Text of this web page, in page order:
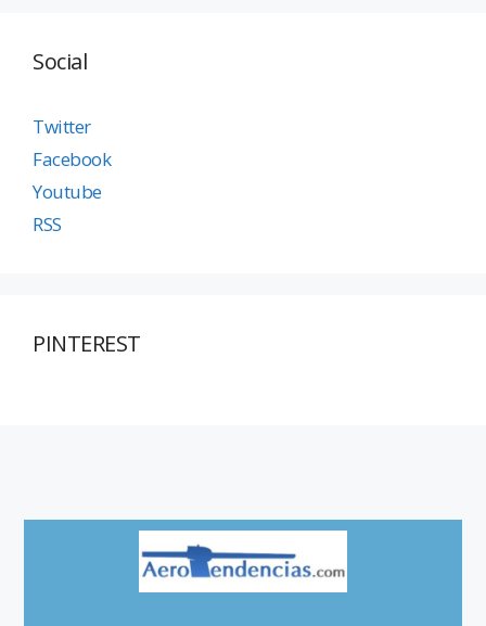
Social
Twitter
Facebook
Youtube
RSS
PINTEREST